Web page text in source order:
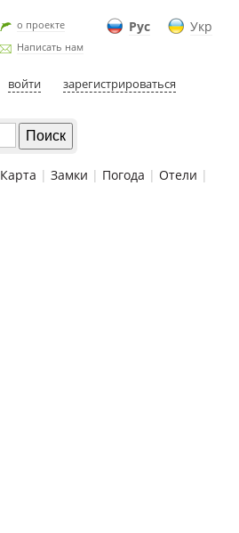
Рус Укр
о проекте
Написать нам
войти зарегистрироваться
Карта | Замки | Погода | Отели |